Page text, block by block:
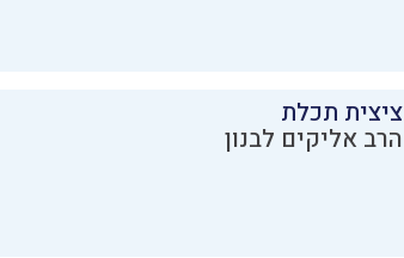
ציצית תכלת
הרב אליקים לבנון